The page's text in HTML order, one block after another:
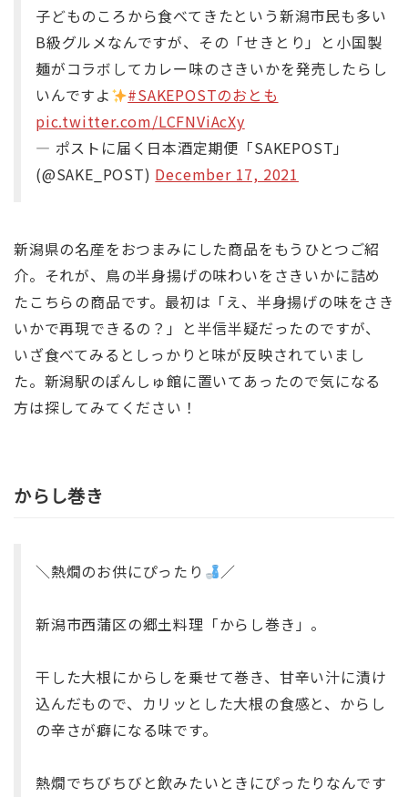
子どものころから食べてきたという新潟市民も多い
B級グルメなんですが、その「せきとり」と小国製
麺がコラボしてカレー味のさきいかを発売したらし
いんですよ
#SAKEPOSTのおとも
pic.twitter.com/LCFNViAcXy
— ポストに届く日本酒定期便「SAKEPOST」
(@SAKE_POST) December 17, 2021
新潟県の名産をおつまみにした商品をもうひとつご紹
介。それが、鳥の半身揚げの味わいをさきいかに詰め
たこちらの商品です。最初は「え、半身揚げの味をさき
いかで再現できるの？」と半信半疑だったのですが、
いざ食べてみるとしっかりと味が反映されていまし
た。新潟駅のぽんしゅ館に置いてあったので気になる
方は探してみてください！
からし巻き
＼熱燗のお供にぴったり ／
新潟市西蒲区の郷土料理「からし巻き」。
干した大根にからしを乗せて巻き、甘辛い汁に漬け
込んだもので、カリッとした大根の食感と、からし
の辛さが癖になる味です。
熱燗でちびちびと飲みたいときにぴったりなんです